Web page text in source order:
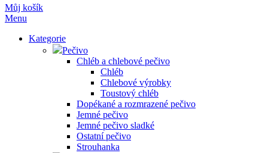
Můj košík
Menu
Kategorie
Pečivo
Chléb a chlebové pečivo
Chléb
Chlebové výrobky
Toustový chléb
Dopékané a rozmrazené pečivo
Jemné pečivo
Jemné pečivo sladké
Ostatní pečivo
Strouhanka